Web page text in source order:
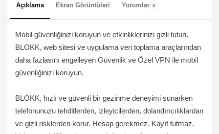
Açıklama Ekran Görüntüleri Yorumlar 0
Mobil güvenliğinizi koruyun ve etkinliklerinizi gizli tutun.
BLOKK, web sitesi ve uygulama veri toplama araçlarından
daha fazlasını engelleyen Güvenlik ve Özel VPN ile mobil
güvenliğinizi koruyun.
BLOKK, hızlı ve güvenli bir gezinme deneyimi sunarken
telefonunuzu tehditlerden, izleyicilerden, dolandırıcılıklardan
ve gizli risklerden korur. Hesap gerekmez. Kayıt tutmaz.